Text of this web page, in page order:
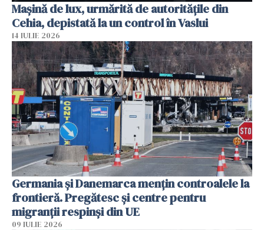
Mașină de lux, urmărită de autoritățile din
Cehia, depistată la un control în Vaslui
14 IULIE 2026
Germania și Danemarca mențin controalele la
frontieră. Pregătesc și centre pentru
migranții respinși din UE
09 IULIE 2026